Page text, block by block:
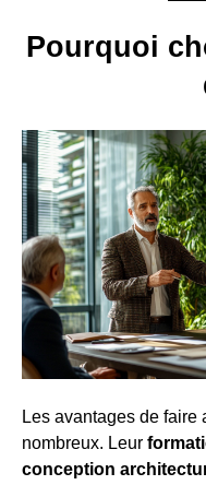
Pourquoi
Les avantages de
nombreux. Leur
conception